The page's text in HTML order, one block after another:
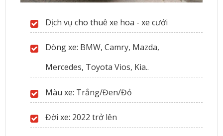
Dịch vụ cho thuê xe hoa - xe cưới
Dòng xe: BMW, Camry, Mazda,
Mercedes, Toyota Vios, Kia..
Màu xe: Trắng/Đen/Đỏ
Đời xe: 2022 trở lên